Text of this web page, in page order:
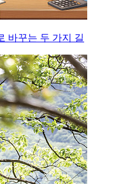
바꾸는 두 가지 길